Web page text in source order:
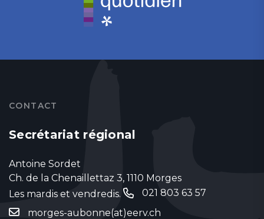
CONTACT
Secrétariat régional
Antoine Sordet
Ch. de la Chenaillettaz 3, 1110 Morges
Les mardis et vendredis.
021 803 63 57
morges-aubonne(at)eerv.ch